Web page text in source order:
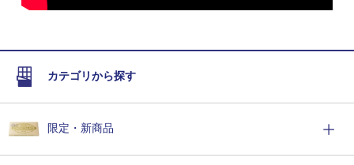
カテゴリから探す
限定・新商品